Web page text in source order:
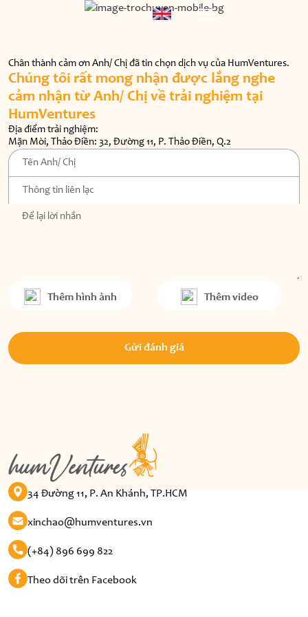
Chân thành cảm ơn Anh/ Chị đã tin chọn dịch vụ của HumVentures.
Chúng tôi rất mong nhận được lắng nghe
cảm nhận từ Anh/ Chị về trải nghiệm tại
HumVentures
Địa điểm trải nghiệm:
Mặn Mòi, Thảo Điền: 32, Đường 11, P. Thảo Điền, Q.2
Thêm hình ảnh Thêm video
Gửi đánh giá
34 Đường 11, P. An Khánh, TP.HCM
xinchao@humventures.vn
(+84) 896 699 822
Theo dõi trên Facebook